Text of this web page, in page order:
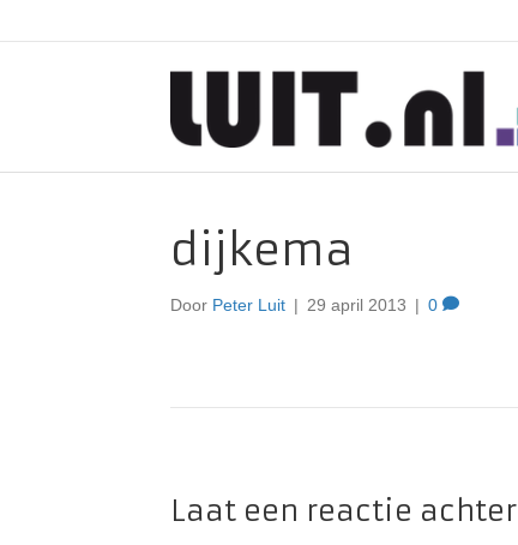
dijkema
Door Peter Luit | 29 april 2013 | 0
Laat een reactie achter